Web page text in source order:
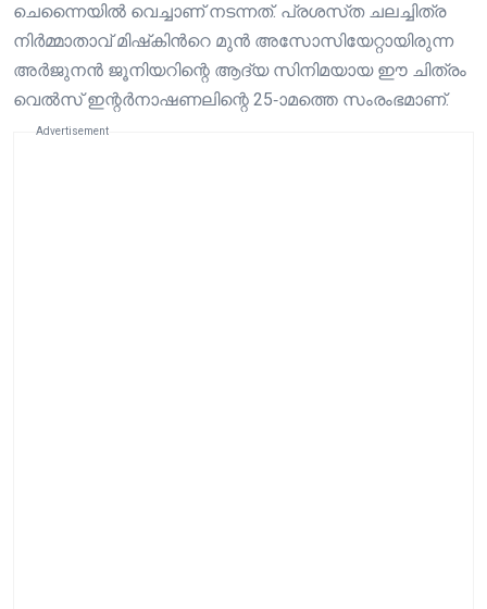
ചെന്നൈയിൽ വെച്ചാണ് നടന്നത്. പ്രശസ്‌ത ചലച്ചിത്ര
നിർമ്മാതാവ് മിഷ്‌കിൻറെ മുൻ അസോസിയേറ്റായിരുന്ന
അർജുനൻ ജൂനിയറിന്റെ ആദ്യ സിനിമയായ ഈ ചിത്രം
വെൽസ് ഇന്റർനാഷണലിന്റെ 25-ാമത്തെ സംരംഭമാണ്.
Advertisement